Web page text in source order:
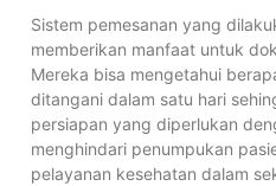
Sistem pemesanan yang
memberikan manfaat untuk
Mereka bisa mengetahui
ditangani dalam satu hari
persiapan yang diperlukan
menghindari penumpukan
pelayanan kesehatan dalam